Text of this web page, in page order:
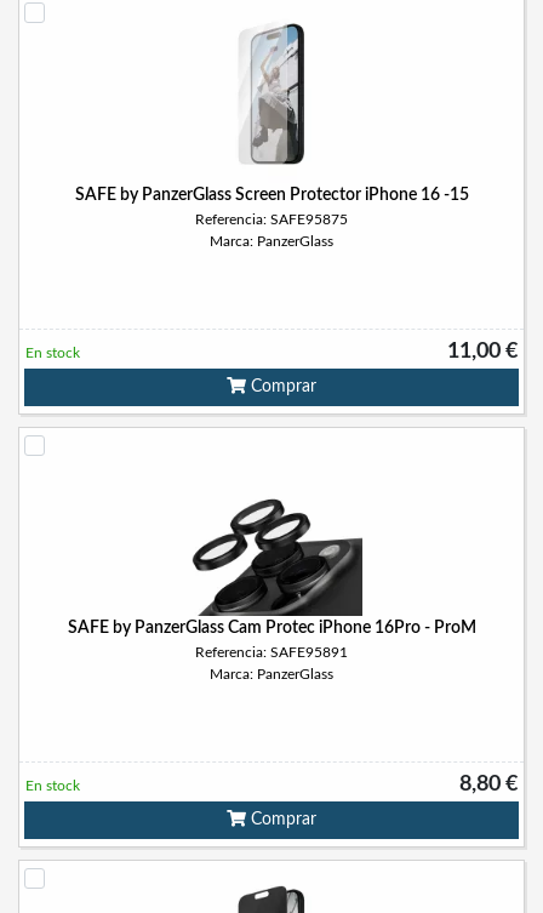
SAFE by PanzerGlass Screen Protector iPhone 16 -15
Referencia: SAFE95875
Marca: PanzerGlass
11,00 €
En stock
Comprar
SAFE by PanzerGlass Cam Protec iPhone 16Pro - ProM
Referencia: SAFE95891
Marca: PanzerGlass
8,80 €
En stock
Comprar